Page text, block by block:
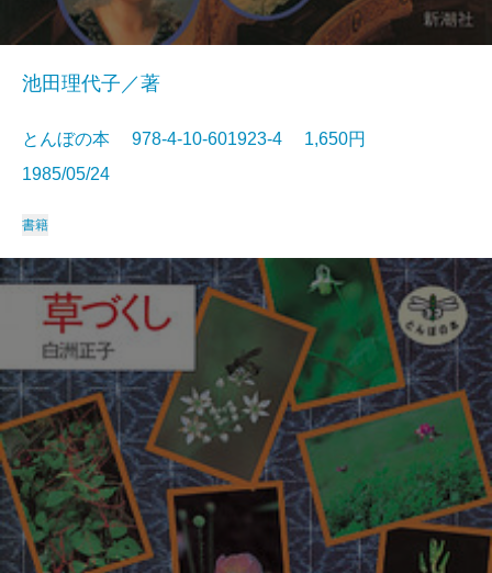
池田理代子／著
とんぼの本 978-4-10-601923-4 1,650円
1985/05/24
書籍